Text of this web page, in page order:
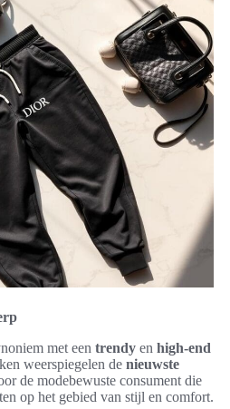
met een trendy en high-end
weerspiegelen de nieuwste
de modebewuste consument die
op het gebied van stijl en comfort.